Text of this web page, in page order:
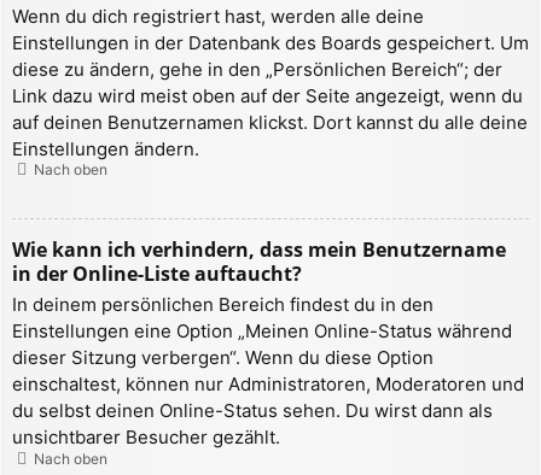
Wenn du dich registriert hast, werden alle deine
Einstellungen in der Datenbank des Boards gespeichert. Um
diese zu ändern, gehe in den „Persönlichen Bereich“; der
Link dazu wird meist oben auf der Seite angezeigt, wenn du
auf deinen Benutzernamen klickst. Dort kannst du alle deine
Einstellungen ändern.
Nach oben
Wie kann ich verhindern, dass mein Benutzername
in der Online-Liste auftaucht?
In deinem persönlichen Bereich findest du in den
Einstellungen eine Option „Meinen Online-Status während
dieser Sitzung verbergen“. Wenn du diese Option
einschaltest, können nur Administratoren, Moderatoren und
du selbst deinen Online-Status sehen. Du wirst dann als
unsichtbarer Besucher gezählt.
Nach oben